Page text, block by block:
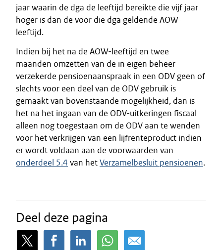
jaar waarin de dga de leeftijd bereikte die vijf jaar
hoger is dan de voor die dga geldende AOW-
leeftijd.
Indien bij het na de AOW-leeftijd en twee
maanden omzetten van de in eigen beheer
verzekerde pensioenaanspraak in een ODV geen of
slechts voor een deel van de ODV gebruik is
gemaakt van bovenstaande mogelijkheid, dan is
het na het ingaan van de ODV-uitkeringen fiscaal
alleen nog toegestaan om de ODV aan te wenden
voor het verkrijgen van een lijfrenteproduct indien
er wordt voldaan aan de voorwaarden van
onderdeel 5.4 van hetVerzamelbesluit pensioenen.
Deel deze pagina